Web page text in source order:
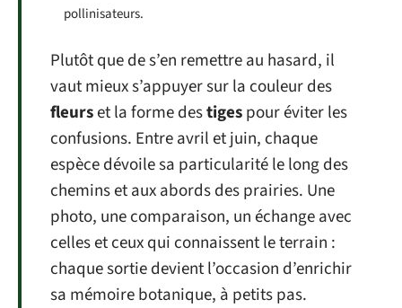
pollinisateurs.
Plutôt que de s’en remettre au hasard, il
vaut mieux s’appuyer sur la couleur des
fleurset la forme destigespour éviter les
confusions. Entre avril et juin, chaque
espèce dévoile sa particularité le long des
chemins et aux abords des prairies. Une
photo, une comparaison, un échange avec
celles et ceux qui connaissent le terrain :
chaque sortie devient l’occasion d’enrichir
sa mémoire botanique, à petits pas.